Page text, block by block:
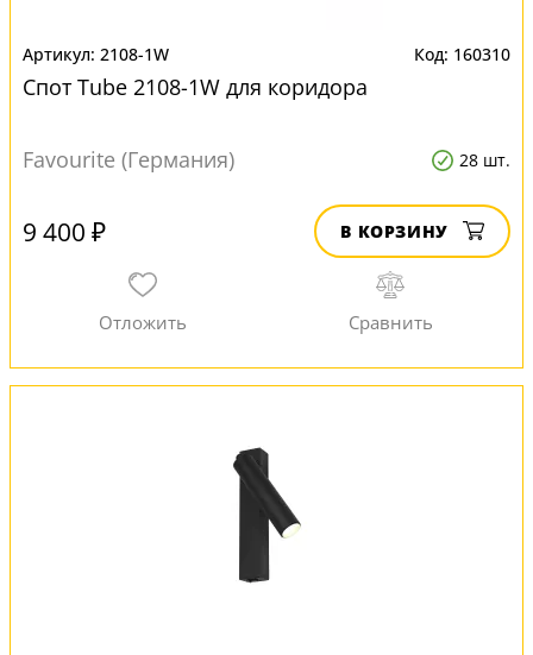
2108-1W 160310
Спот Tube 2108-1W для коридора
Favourite (Германия) 28 шт.
9 400 ₽ В КОРЗИНУ